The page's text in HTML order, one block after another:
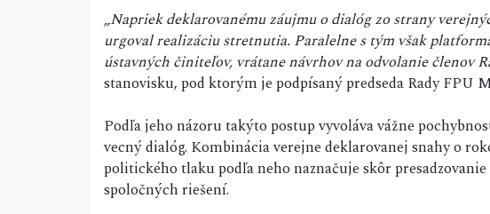
„Napriek deklarovanému záujmu o dialóg zo strany
urgoval realizáciu stretnutia. Paralelne s tým však
ústavných činiteľov, vrátane návrhov na odvolanie členov
stanovisku, pod ktorým je podpísaný predseda Rady FPU
Podľa jeho názoru takýto postup vyvoláva vážne
vecný dialóg. Kombinácia verejne deklarovanej snahy o
politického tlaku podľa neho naznačuje skôr
spoločných riešení.